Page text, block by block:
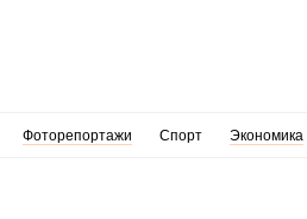
Фоторепортажи Спорт Экономика